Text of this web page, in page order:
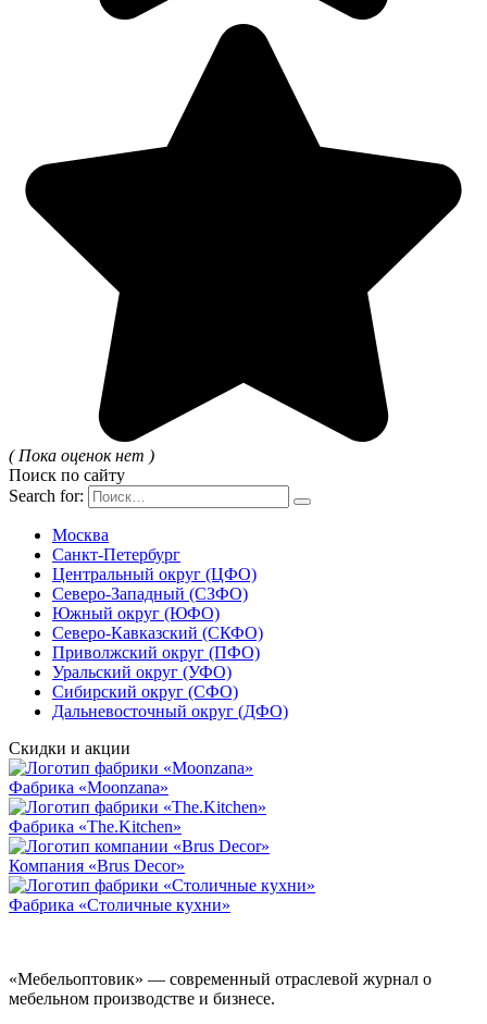
( Пока оценок нет )
Поиск по сайту
Search for:
Москва
Санкт-Петербург
Центральный округ (ЦФО)
Северо-Западный (СЗФО)
Южный округ (ЮФО)
Северо-Кавказский (СКФО)
Приволжский округ (ПФО)
Уральский округ (УФО)
Сибирский округ (СФО)
Дальневосточный округ (ДФО)
Скидки и акции
Фабрика «Moonzana»
Фабрика «The.Kitchen»
Компания «Brus Decor»
Фабрика «Столичные кухни»
«Мебельоптовик» — современный отраслевой журнал о
мебельном производстве и бизнесе.